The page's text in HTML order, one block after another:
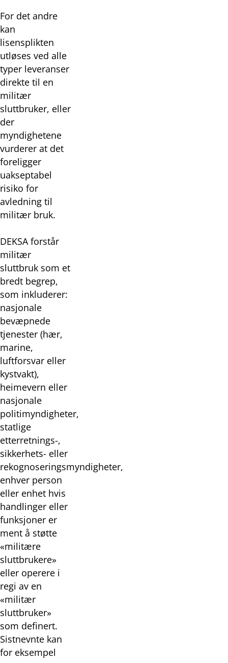
For det andre
kan
lisensplikten
utløses ved alle
typer leveranser
direkte til en
militær
sluttbruker, eller
der
myndighetene
vurderer at det
foreligger
uakseptabel
risiko for
avledning til
militær bruk.
DEKSA forstår
militær
sluttbruk som et
bredt begrep,
som inkluderer:
nasjonale
bevæpnede
tjenester (hær,
marine,
luftforsvar eller
kystvakt),
heimevern eller
nasjonale
politimyndigheter,
statlige
etterretnings-,
sikkerhets- eller
rekognoseringsmyndigheter,
enhver person
eller enhet hvis
handlinger eller
funksjoner er
ment å støtte
«militære
sluttbrukere»
eller operere i
regi av en
«militær
sluttbruker»
som definert.
Sistnevnte kan
for eksempel